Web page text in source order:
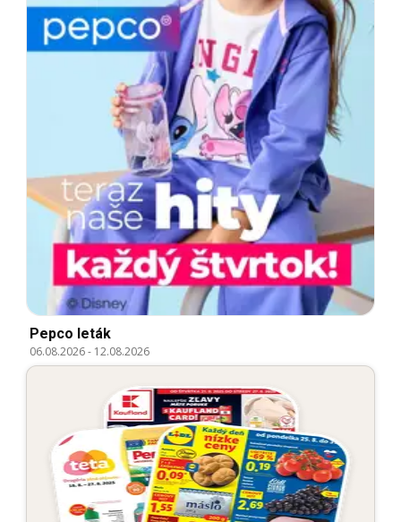
Pepco leták
06.08.2026- 12.08.2026